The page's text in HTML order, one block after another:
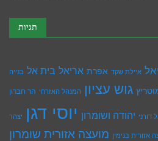
תגיות
איילת שקד אפרת אריאל בית אל בנייה
גוש עציון המנהל האזרחי הר חברון
דורני יהודה ושומרון יוסי דגן יצהר
אזורית בנימין מועצה אזורית שומרון